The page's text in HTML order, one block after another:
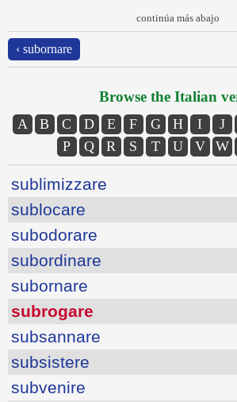
continúa más abajo
‹ subornare
Browse the Italian
A B C D E F G H I J
P
Q R S T U V W
sublimizzare
sublocare
subodorare
subordinare
subornare
subrogare
subsannare
subsistere
subvenire